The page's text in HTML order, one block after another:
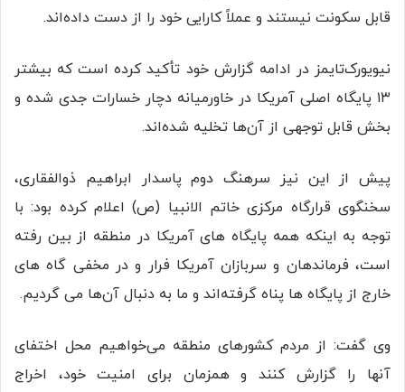
قابل سکونت نیستند و عملاً کارایی خود را از دست داده‌اند.
نیویورک‌تایمز در ادامه گزارش خود تأکید کرده است که بیشتر
۱۳ پایگاه اصلی آمریکا در خاورمیانه دچار خسارات جدی شده و
بخش قابل توجهی از آن‌ها تخلیه شده‌اند.
پیش از این نیز سرهنگ دوم پاسدار ابراهیم ذوالفقاری،
سخنگوی قرارگاه مرکزی خاتم الانبیا (ص) اعلام کرده بود: با
توجه به اینکه همه پایگاه های آمریکا در منطقه از بین رفته
است، فرماندهان و سربازان آمریکا فرار و در مخفی گاه های
خارج از پایگاه ها پناه گرفته‌اند و ما به دنبال آن‌ها می گردیم.
وی گفت: از مردم کشورهای منطقه می‌خواهیم محل اختفای
آنها را گزارش کنند و همزمان برای امنیت خود، اخراج